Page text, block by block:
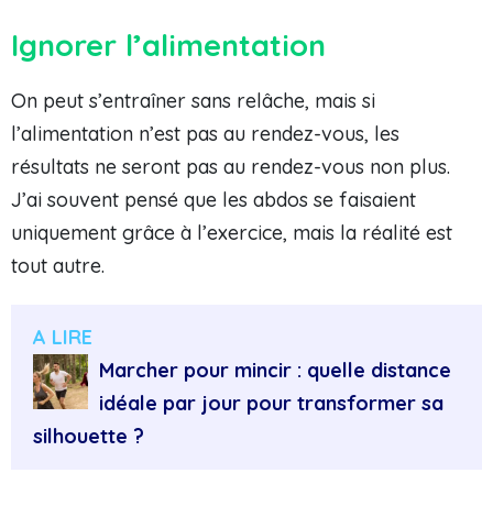
Ignorer l’alimentation
On peut s’entraîner sans relâche, mais si
l’alimentation n’est pas au rendez-vous, les
résultats ne seront pas au rendez-vous non plus.
J’ai souvent pensé que les abdos se faisaient
uniquement grâce à l’exercice, mais la réalité est
tout autre.
A LIRE
Marcher pour mincir : quelle distance
idéale par jour pour transformer sa
silhouette ?